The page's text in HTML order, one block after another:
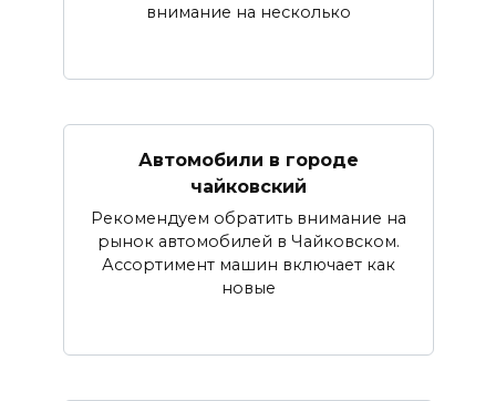
внимание на несколько
Автомобили в городе
чайковский
Рекомендуем обратить внимание на
рынок автомобилей в Чайковском.
Ассортимент машин включает как
новые